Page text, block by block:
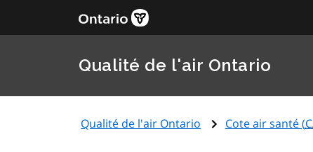
Qualité de l'air Ontario
Qualité de l'air Ontario Cote air santé (